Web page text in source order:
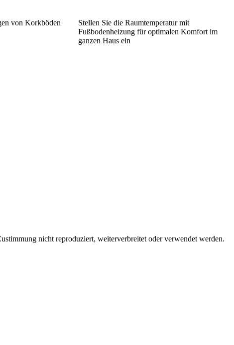
von Korkböden
Stellen Sie die Raumtemperatur mit
Fußbodenheizung für optimalen Komfort im
ganzen Haus ein
nicht reproduziert, weiterverbreitet oder verwendet werden.